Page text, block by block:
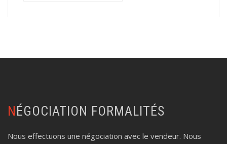
NÉGOCIATION FORMALITÉS
Nous effectuons une négociation avec le vendeur. Nous